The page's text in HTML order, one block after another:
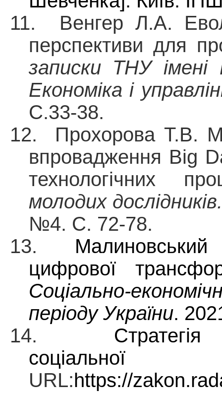
11. Венгер Л.А.
перспективи для
записки ТНУ імені
Економіка і
С.33-38.
12. Прохорова Т.В.
впровадження Big
технологічних
молодих
№4. С. 72-78.
13.
цифрової
Соціально-
періоду України.
14.
URL:https://